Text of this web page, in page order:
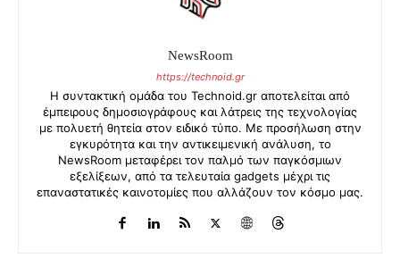
NewsRoom
https://technoid.gr
Η συντακτική ομάδα του Technoid.gr αποτελείται από
έμπειρους δημοσιογράφους και λάτρεις της τεχνολογίας
με πολυετή θητεία στον ειδικό τύπο. Με προσήλωση στην
εγκυρότητα και την αντικειμενική ανάλυση, το
NewsRoom μεταφέρει τον παλμό των παγκόσμιων
εξελίξεων, από τα τελευταία gadgets μέχρι τις
επαναστατικές καινοτομίες που αλλάζουν τον κόσμο μας.